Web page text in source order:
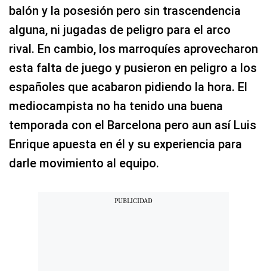
balón y la posesión pero sin trascendencia
alguna, ni jugadas de peligro para el arco
rival. En cambio, los marroquíes aprovecharon
esta falta de juego y pusieron en peligro a los
españoles que acabaron pidiendo la hora. El
mediocampista no ha tenido una buena
temporada con el Barcelona pero aun así Luis
Enrique apuesta en él y su experiencia para
darle movimiento al equipo.